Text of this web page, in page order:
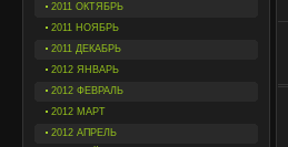
2011 ОКТЯБРЬ
2011 НОЯБРЬ
2011 ДЕКАБРЬ
2012 ЯНВАРЬ
2012 ФЕВРАЛЬ
2012 МАРТ
2012 АПРЕЛЬ